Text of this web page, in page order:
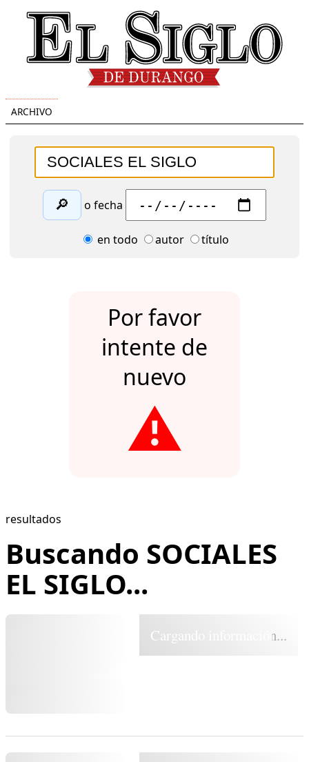
ARCHIVO
🔎 o fecha
en todo autor título
Por favor
intente de
nuevo
⚠️
resultados
Buscando SOCIALES
EL SIGLO...
Cargando información...